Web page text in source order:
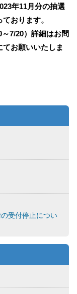
年11月分の抽選
おります。
7/20）詳細はお問
お願いいたしま
受付停止につい